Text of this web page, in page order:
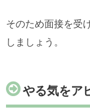
そのため面接を受
しましょう。
やる気をア